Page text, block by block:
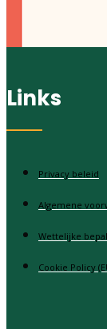
Links
Privacy beleid
Algemene
Wettelijke
Cookie Policy